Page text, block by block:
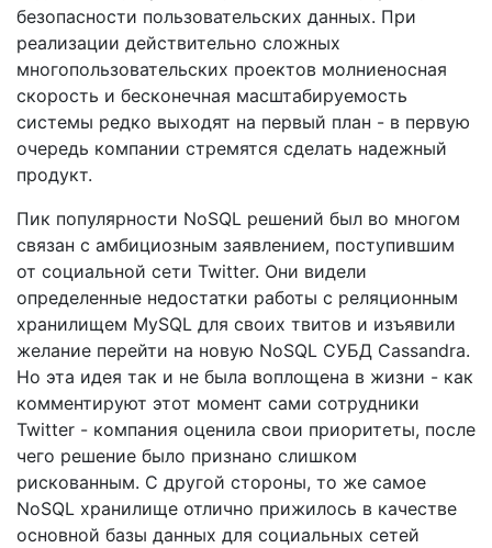
безопасности пользовательских данных. При
реализации действительно сложных
многопользовательских проектов молниеносная
скорость и бесконечная масштабируемость
системы редко выходят на первый план - в первую
очередь компании стремятся сделать надежный
продукт.
Пик популярности NoSQL решений был во многом
связан с амбициозным заявлением, поступившим
от социальной сети Twitter. Они видели
определенные недостатки работы с реляционным
хранилищем MySQL для своих твитов и изъявили
желание перейти на новую NoSQL СУБД Cassandra.
Но эта идея так и не была воплощена в жизни - как
комментируют этот момент сами сотрудники
Twitter - компания оценила свои приоритеты, после
чего решение было признано слишком
рискованным. С другой стороны, то же самое
NoSQL хранилище отлично прижилось в качестве
основной базы данных для социальных сетей